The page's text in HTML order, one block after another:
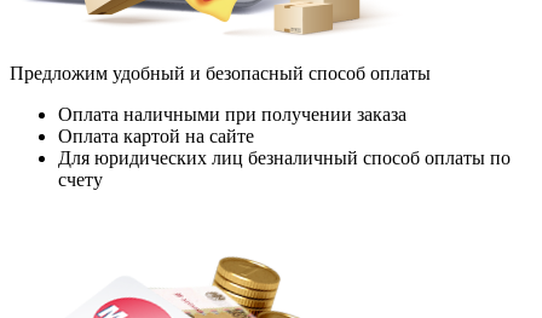
Предложим удобный и безопасный способ оплаты
Оплата наличными при получении заказа
Оплата картой на сайте
Для юридических лиц безналичный способ оплаты по
счету